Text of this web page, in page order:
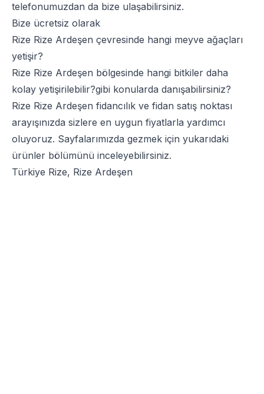
telefonumuzdan da bize ulaşabilirsiniz.
Bize ücretsiz olarak
Rize Rize Ardeşen çevresinde hangi meyve ağaçları
yetişir?
Rize Rize Ardeşen bölgesinde hangi bitkiler daha
kolay yetişirilebilir?gibi konularda danışabilirsiniz?
Rize Rize Ardeşen fidancılık ve fidan satış noktası
arayışınızda sizlere en uygun fiyatlarla yardımcı
oluyoruz. Sayfalarımızda gezmek için yukarıdaki
ürünler bölümünü inceleyebilirsiniz.
Türkiye Rize, Rize Ardeşen